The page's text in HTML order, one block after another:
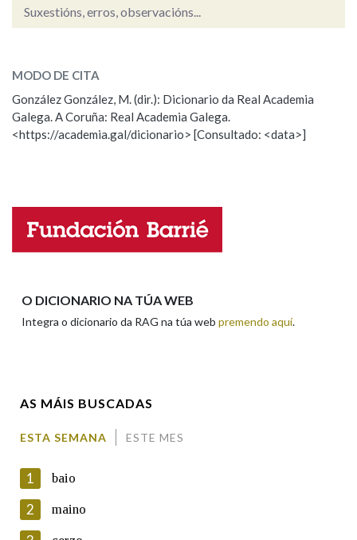
Suxestións, erros, observacións...
ESCOLLE UNHA OPCIÓN:
Observación Hai un erro na palabra
Propoño mellorar a definición
Nome
MODO DE CITA
González González, M. (dir.): Dicionario da Real Academia
Galega. A Coruña: Real Academia Galega.
<https://academia.gal/dicionario> [Consultado: <data>]
O DICIONARIO NA TÚA WEB
Integra o dicionario da RAG na túa web premendo aquí.
AS MÁIS BUSCADAS
ESTA SEMANA ESTE MES
1 baio
2 maino